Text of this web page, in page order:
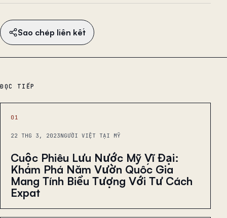
Sao chép liên kết
ĐỌC TIẾP
01
22 THG 3, 2023NGƯỜI VIỆT TẠI MỸ
Cuộc Phiêu Lưu Nước Mỹ Vĩ Đại:
Khám Phá Năm Vườn Quốc Gia
Mang Tính Biểu Tượng Với Tư Cách
Expat